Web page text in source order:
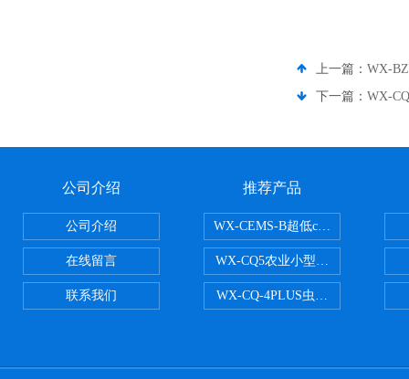
上一篇： WX-
下一篇： WX-
公司介绍
公司介绍
在线留言
联系我们
推荐产品
WX-CEMS-B超低cems烟气监测系
WX-CQ5农业小型气象站
WX-CQ-4PLUS虫情测报灯